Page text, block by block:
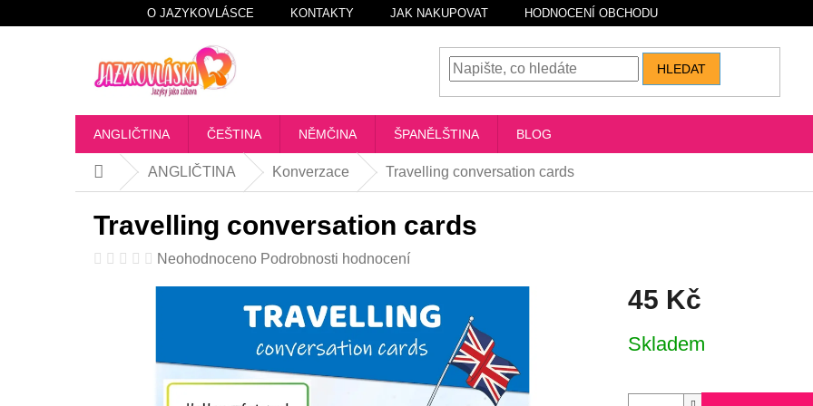
na
O JAZYKOVLÁSCE KONTAKTY JAK NAKUPOVAT HODNOCENÍ OBCHODU
HLEDAT
ANGLIČTINA ČEŠTINA NĚMČINA ŠPANĚLŠTINA BLOG
DomůANGLIČTINA Konverzace Travelling conversation cards
Travelling conversation cards
Průměrné
produktu
Neohodnoceno Podrobnosti hodnocení
45 Kč
cena:
Skladem